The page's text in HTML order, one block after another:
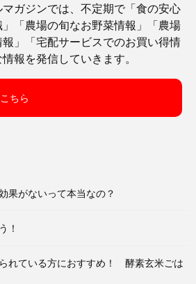
ガジンでは、不定期で「食の安心
「農場の旬なお野菜情報」「農場
」「宅配サービスでのお買い得情
報を発信していきます。
ちら
果がないって本当なの？
！
れている方におすすめ！ 酵素玄米ごは